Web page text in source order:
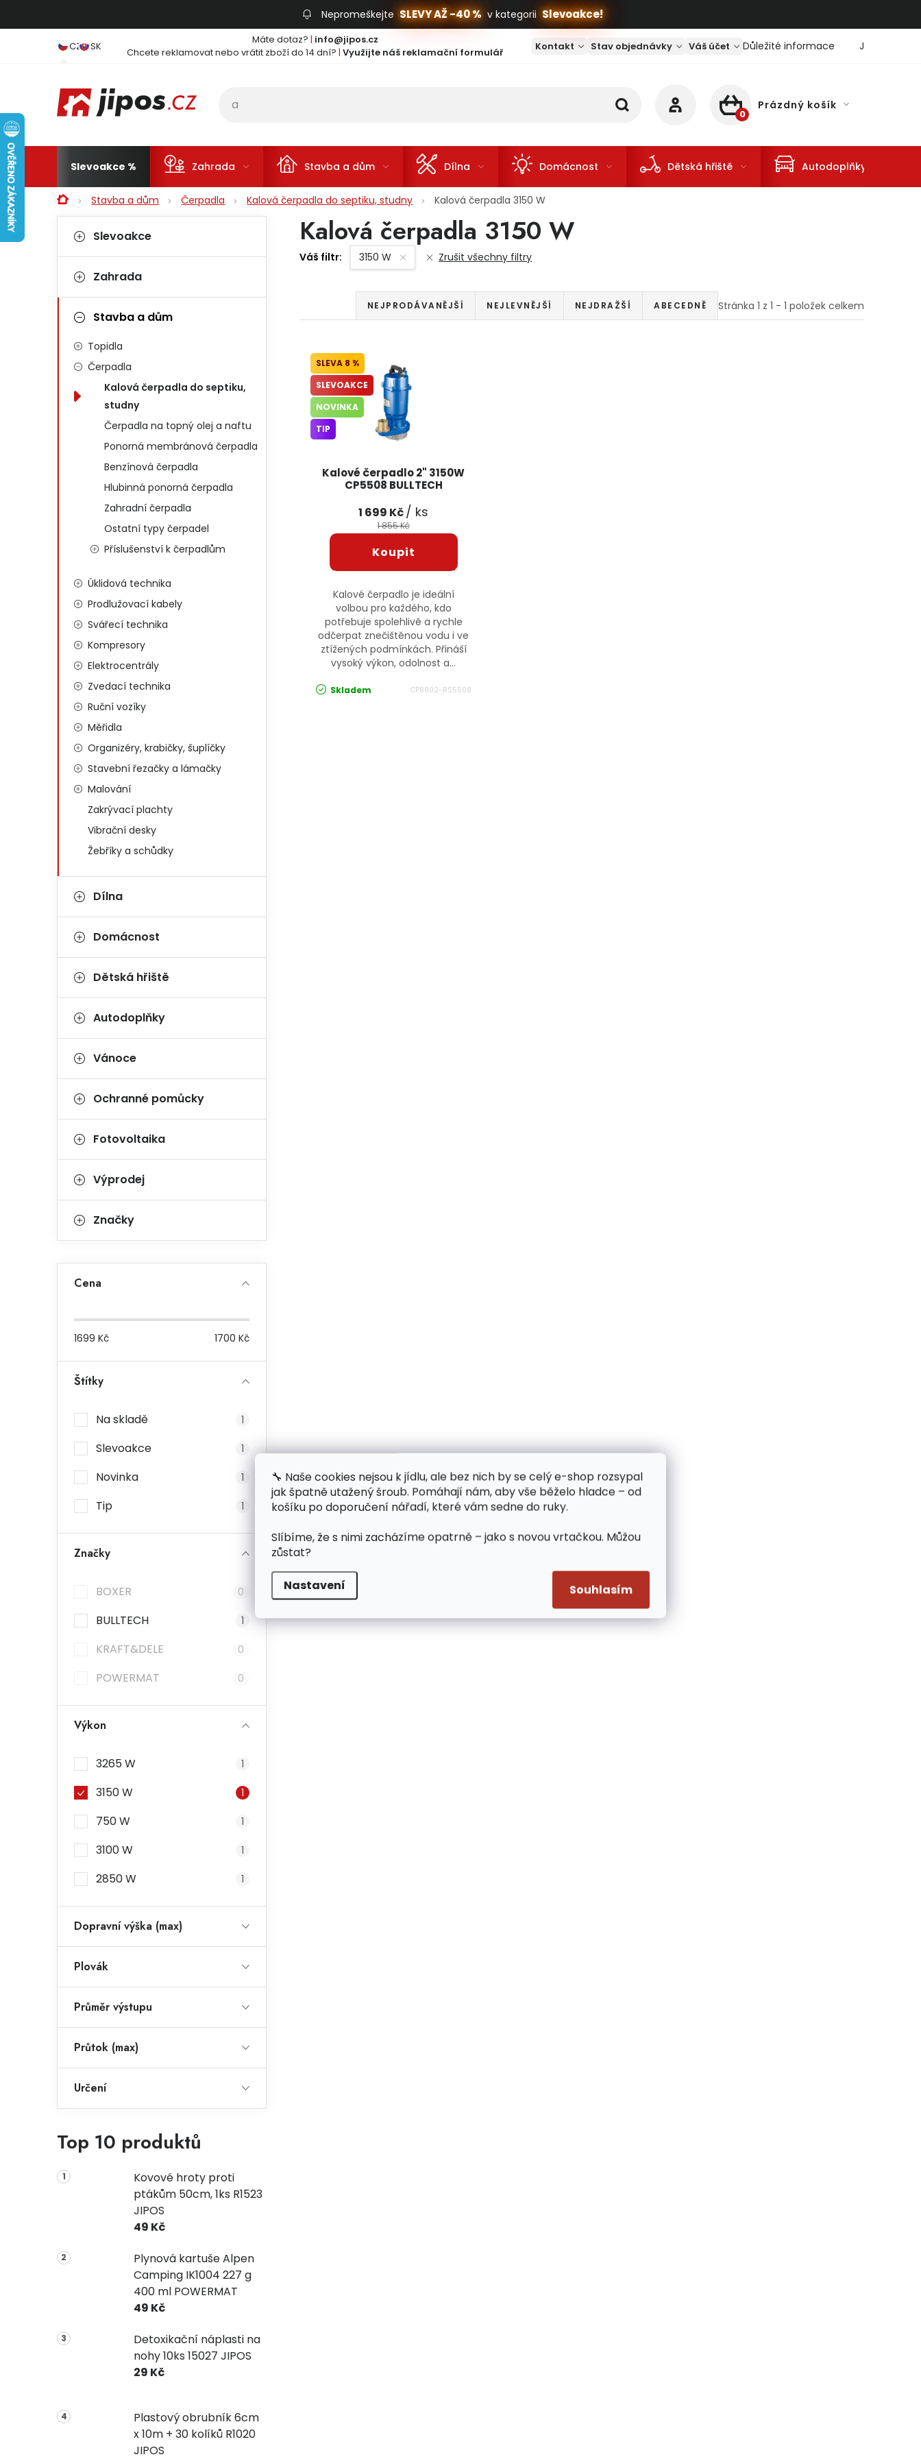
🔧 Naše cookies nejsou k jídlu, ale bez nich by se celý e-shop rozsypal
jak špatně utažený šroub. Pomáhají nám, aby vše běželo hladce – od
košíku po doporučení nářadí, které vám sedne do ruky.
Slíbíme, že s nimi zacházíme opatrně – jako s novou vrtačkou. Můžou
zůstat?
Nastavení Souhlasím
Nepromeškejte SLEVY AŽ -40 % v kategorii Slevoakce!
CZ SK Máte dotaz? | info@jipos.cz
Chcete reklamovat nebo vrátit zboží do 14 dní? | Využijte náš reklamační formulář Kontakt Stav objednávky Váš účet Důležité informace Jaký je
NÁKUPNÍ KOŠÍK
Prázdný košík
Slevoakce Zahrada Stavba a dům Dílna Domácnost Dětská hřiště Autodoplňky
DomůStavba a dům Čerpadla Kalová čerpadla do septiku, studny Kalová čerpadla 3150 W
Postranní panel
Kategorie
Slevoakce
Zahrada
Stavba a dům
Topidla
Čerpadla
Kalová čerpadla do septiku,
studny
Čerpadla na topný olej a naftu
Ponorná membránová čerpadla
Benzínová čerpadla
Hlubinná ponorná čerpadla
Zahradní čerpadla
Ostatní typy čerpadel
Příslušenství k čerpadlům
Úklidová technika
Prodlužovací kabely
Svářecí technika
Kompresory
Elektrocentrály
Zvedací technika
Ruční vozíky
Měřidla
Organizéry, krabičky, šuplíčky
Stavební řezačky a lámačky
Malování
Zakrývací plachty
Vibrační desky
Žebříky a schůdky
Dílna
Domácnost
Dětská hřiště
Autodoplňky
Vánoce
Ochranné pomůcky
Fotovoltaika
Výprodej
Značky
Cena
1699 Kč 1700 Kč
Štítky
Na skladě 1
Slevoakce 1
Novinka 1
Tip 1
Značky
BOXER 0
BULLTECH 1
KRAFT&DELE 0
POWERMAT 0
Výkon
3265 W 1
3150 W 1
750 W 1
3100 W 1
2850 W 1
Dopravní výška (max)
Plovák
Průměr výstupu
Průtok (max)
Určení
Top 10 produktů
Kovové hroty proti
ptákům 50cm, 1ks R1523
JIPOS
49 Kč
Plynová kartuše Alpen
Camping IK1004 227 g
400 ml POWERMAT
49 Kč
Detoxikační náplasti na
nohy 10ks 15027 JIPOS
29 Kč
Plastový obrubník 6cm
x 10m + 30 kolíků R1020
JIPOS
Kalová čerpadla 3150 W
Váš filtr: 3150 W Zrušit všechny filtry
Stránka 1 z 1 - 1 položek celkem
Řazení produktů
NEJPRODÁVANĚJŠÍ NEJLEVNĚJŠÍ NEJDRAŽŠÍ ABECEDNĚ
Výpis produktů
Kalové čerpadlo 2" 3150W
CP5508 BULLTECH
8 %
SLEVOAKCE
NOVINKA
TIP
1 699 Kč/ ks
1 855 Kč
Kalové čerpadlo je ideální
volbou pro každého, kdo
potřebuje spolehlivě a rychle
odčerpat znečištěnou vodu i ve
ztížených podmínkách. Přináší
vysoký výkon, odolnost a...
Skladem CP8802-RS5508